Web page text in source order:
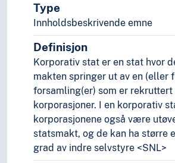
Type
Innholdsbeskrivende emne
Definisjon
Korporativ stat er en stat hvor
makten springer ut av en (eller
forsamling(er) som er rekruttert
korporasjoner. I en korporativ
korporasjonene også være
statsmakt, og de kan ha større
grad av indre selvstyre <SNL>